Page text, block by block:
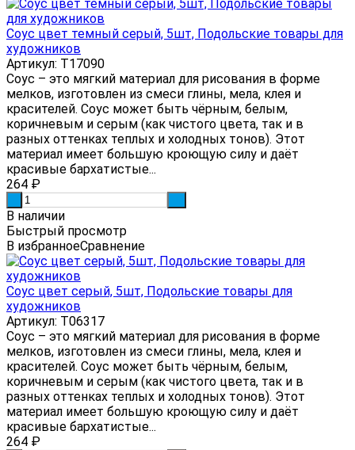
Соус цвет темный серый, 5шт, Подольские товары для
художников
Артикул: Т17090
Соус – это мягкий материал для рисования в форме
мелков, изготовлен из смеси глины, мела, клея и
красителей. Соус может быть чёрным, белым,
коричневым и серым (как чистого цвета, так и в
разных оттенках теплых и холодных тонов). Этот
материал имеет большую кроющую силу и даёт
красивые бархатистые...
264 ₽
В наличии
Быстрый просмотр
В избранноеСравнение
Соус цвет серый, 5шт, Подольские товары для
художников
Артикул: Т06317
Соус – это мягкий материал для рисования в форме
мелков, изготовлен из смеси глины, мела, клея и
красителей. Соус может быть чёрным, белым,
коричневым и серым (как чистого цвета, так и в
разных оттенках теплых и холодных тонов). Этот
материал имеет большую кроющую силу и даёт
красивые бархатистые...
264 ₽